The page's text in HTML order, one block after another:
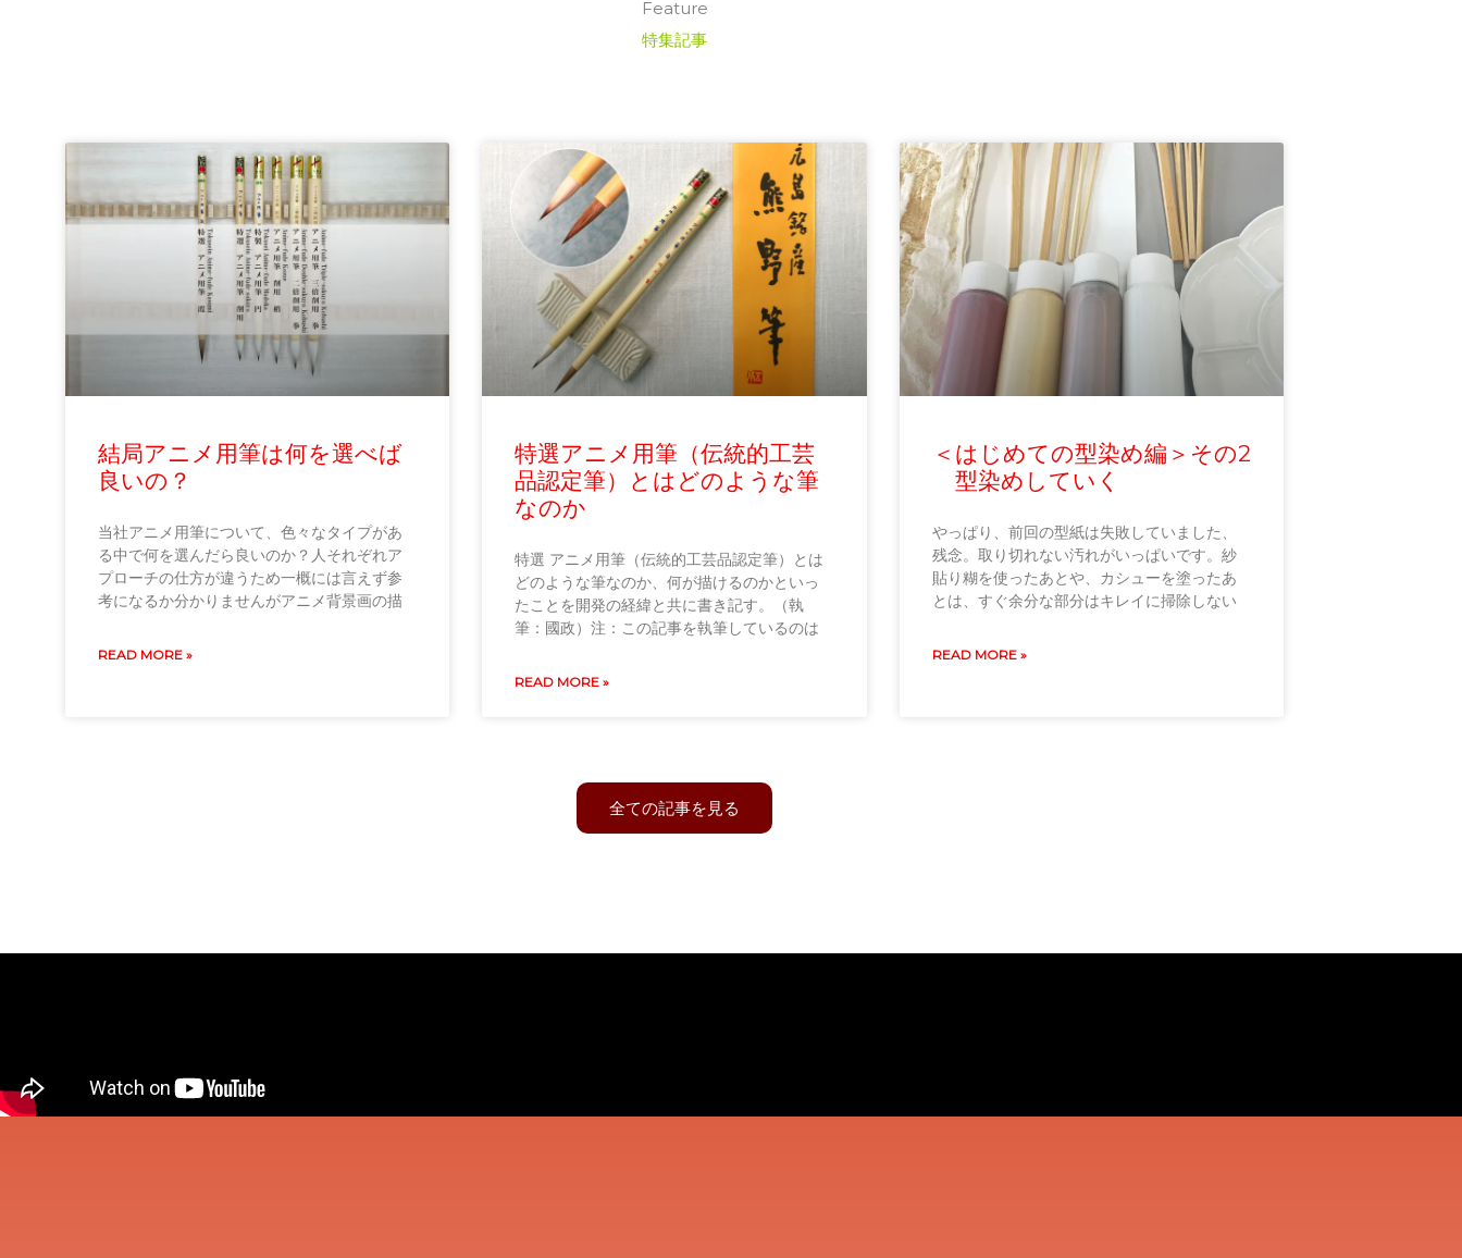
Feature
特集記事
結局アニメ用筆は何を選べば
良いの？
当社アニメ用筆について、色々なタイプがあ
る中で何を選んだら良いのか？人それぞれア
プローチの仕方が違うため一概には言えず参
考になるか分かりませんがアニメ背景画の描
READ MORE »
特選アニメ用筆（伝統的工芸
品認定筆）とはどのような筆
なのか
特選 アニメ用筆（伝統的工芸品認定筆）とは
どのような筆なのか、何が描けるのかといっ
たことを開発の経緯と共に書き記す。（執
筆：國政）注：この記事を執筆しているのは
READ MORE »
＜はじめての型染め編＞その2
型染めしていく
やっぱり、前回の型紙は失敗していました、
残念。取り切れない汚れがいっぱいです。紗
貼り糊を使ったあとや、カシューを塗ったあ
とは、すぐ余分な部分はキレイに掃除しない
READ MORE »
全ての記事を見る